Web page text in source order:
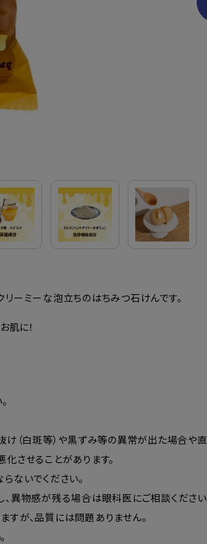
ーミーな泡立ちのはちみつ石けんです。
肌に！
け（白斑等）や黒ずみ等の異常が出た場合
させることがあります。
ないでください。
異物感が残る場合は眼科医にご相談ください
が、品質には問題ありません。